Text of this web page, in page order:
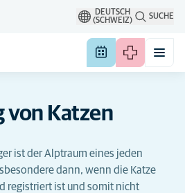
DEUTSCH
(SCHWEIZ)
SUCHE
von Katzen
ist der Alptraum eines jeden
dann, wenn die Katze
registriert ist und somit nicht